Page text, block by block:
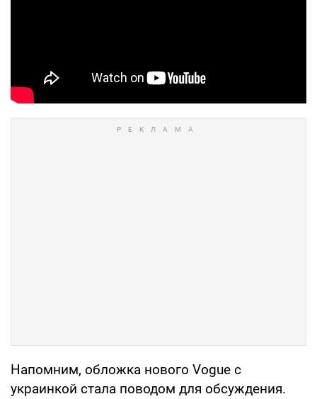
Напомним, обложка нового Vogue с
украинкой стала поводом для обсуждения.